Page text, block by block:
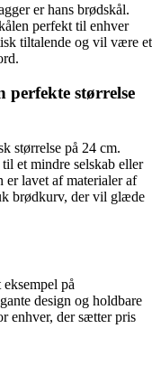
er hans brødskål.
perfekt til enhver
tiltalende og vil være et
størrelse
størrelse på 24 cm.
et mindre selskab eller
lavet af materialer af
brødkurv, der vil glæde
på
design og holdbare
enhver, der sætter pris